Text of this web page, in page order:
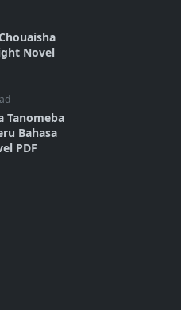
Novel
Tanomeba
Bahasa
PDF